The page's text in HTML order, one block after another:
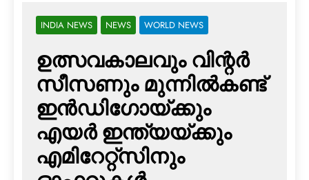
INDIA NEWS NEWS WORLD NEWS
ഉത്സവകാലവും വിന്റര്‍
സീസണും മുന്നില്‍കണ്ട്
ഇന്‍ഡിഗോയ്ക്കും
എയര്‍ ഇന്ത്യയ്ക്കും
എമിറേറ്റ്‌സിനും